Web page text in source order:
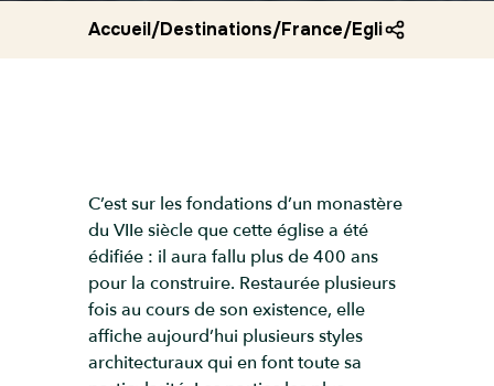
Accueil/Destinations/France/Eglise saint
C’est sur les fondations d’un monastère
du VIIe siècle que cette église a été
édifiée : il aura fallu plus de 400 ans
pour la construire. Restaurée plusieurs
fois au cours de son existence, elle
affiche aujourd’hui plusieurs styles
architecturaux qui en font toute sa